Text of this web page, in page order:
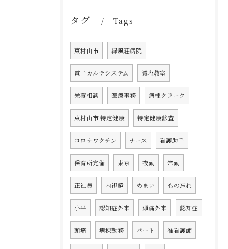
タグ Tags
東村山市 緑風荘病院
電子カルテシステム 減塩教室
栄養相談 医療事務 病棟クラーク
東村山市 特定健康 特定健康診査
コロナワクチン ナース 看護助手
保育所完備 東京 夜勤 常勤
正社員 内視鏡 めまい もの忘れ
小平 認知症外来 頭痛外来 認知症
頭痛 病棟勤務 パート 准看護師